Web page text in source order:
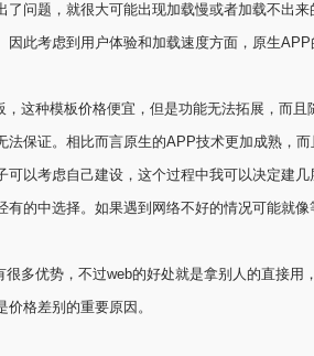
了问题，就很大可能出现加载慢或者加载不出
此考虑到用户体验和加载速度方面，原生APP
，这种模板价格便宜，但是功能无法拓展，而
法保证。相比而言原生的APP技术更加成熟，
可以考虑自己建设，这个过程中我可以决定建
的中选择。如果遇到网络不好的情况可能就像
多优势，不过web的好处就是拿别人的直接用
格差别的重要原因。